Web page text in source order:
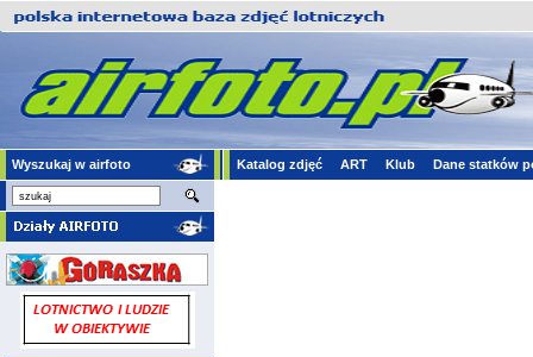
Wyszukaj w airfoto Katalog zdjęć ART Klub Dane statków